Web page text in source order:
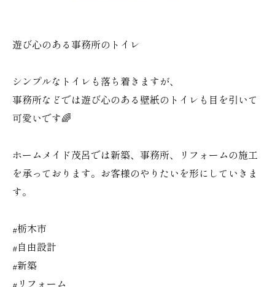
遊び心のある事務所のトイレ
シンプルなトイレも落ち着きますが、
事務所などでは遊び心のある壁紙のトイレも目を引いて
可愛いです🌈
ホームメイド茂呂では新築、事務所、リフォームの施工
を承っております。お客様のやりたいを形にしていきま
す。
#栃木市
#自由設計
#新築
#リフォーム